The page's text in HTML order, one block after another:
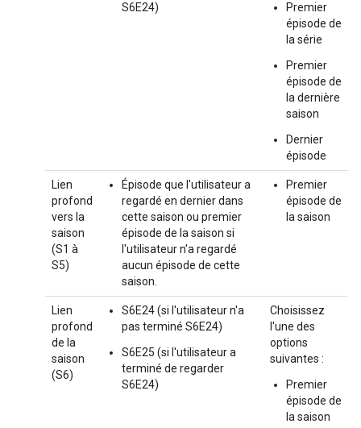
S6E24)
Premier
épisode de
la série
Premier
épisode de
la dernière
saison
Dernier
épisode
Lien
profond
vers la
saison
(S1 à
S5)
Épisode que l'utilisateur a
regardé en dernier dans
cette saison ou premier
épisode de la saison si
l'utilisateur n'a regardé
aucun épisode de cette
saison.
Premier
épisode de
la saison
Lien
profond
de la
saison
(S6)
S6E24 (si l'utilisateur n'a
pas terminé S6E24)
S6E25 (si l'utilisateur a
terminé de regarder
S6E24)
Choisissez
l'une des
options
suivantes :
Premier
épisode de
la saison